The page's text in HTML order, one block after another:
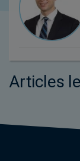
Articles